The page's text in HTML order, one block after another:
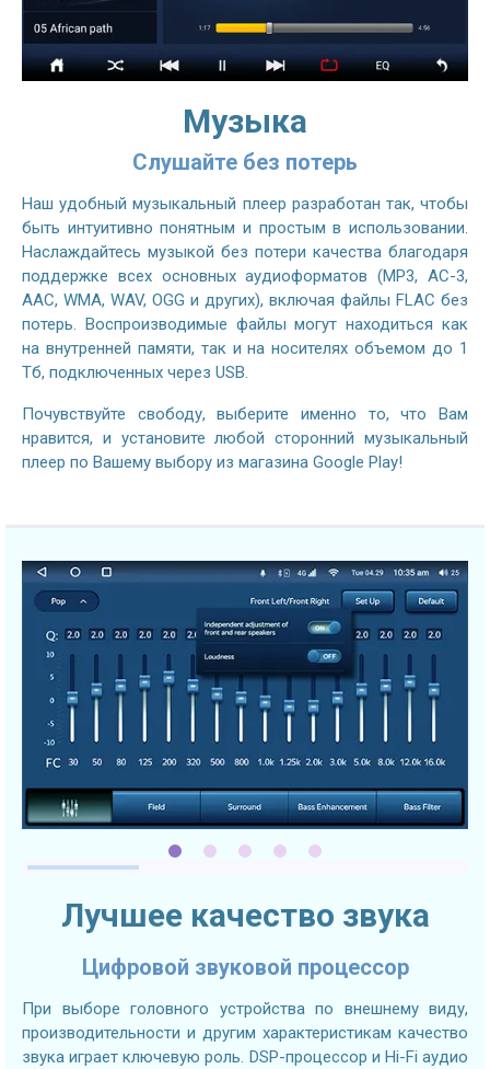
Музыка
Слушайте без потерь
Наш удобный музыкальный плеер разработан так, чтобы
быть интуитивно понятным и простым в использовании.
Наслаждайтесь музыкой без потери качества благодаря
поддержке всех основных аудиоформатов (MP3, AC-3,
AAC, WMA, WAV, OGG и других), включая файлы FLAC без
потерь. Воспроизводимые файлы могут находиться как
на внутренней памяти, так и на носителях объемом до 1
Тб, подключенных через USB.
Почувствуйте свободу, выберите именно то, что Вам
нравится, и установите любой сторонний музыкальный
плеер по Вашему выбору из магазина Google Play!
Лучшее качество звука
Цифровой звуковой процессор
При выборе головного устройства по внешнему виду,
производительности и другим характеристикам качество
звука играет ключевую роль. DSP-процессор и Hi-Fi аудио